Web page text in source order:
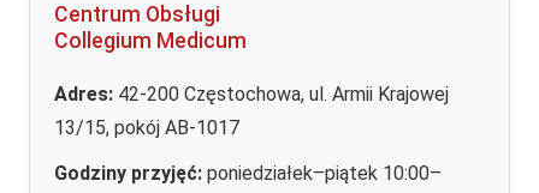
Centrum Obsługi
Collegium Medicum
Adres: 42-200 Częstochowa, ul. Armii Krajowej
13/15, pokój AB-1017
Godziny przyjęć: poniedziałek–piątek 10:00–